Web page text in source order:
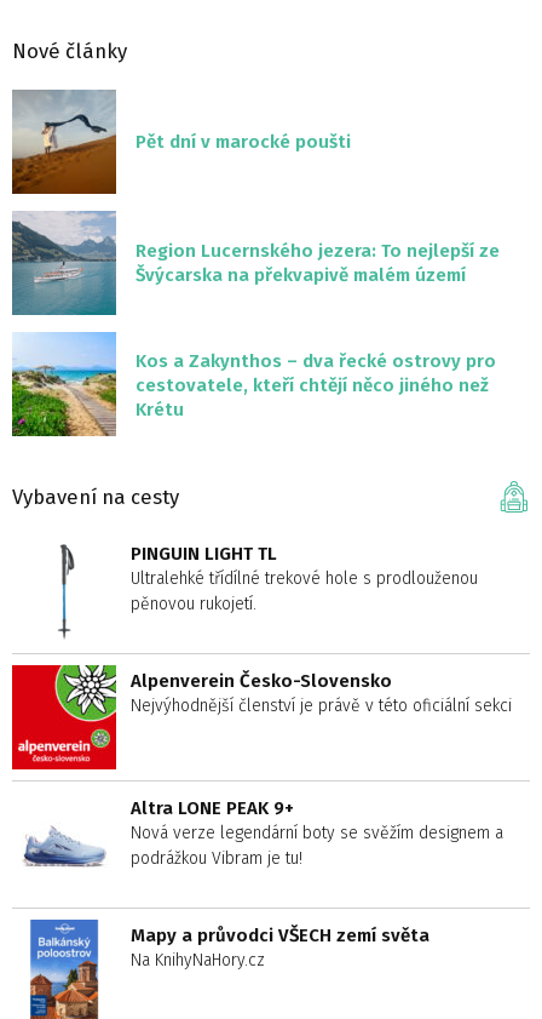
Nové články
Pět dní v marocké poušti
Region Lucernského jezera: To nejlepší ze
Švýcarska na překvapivě malém území
Kos a Zakynthos – dva řecké ostrovy pro
cestovatele, kteří chtějí něco jiného než
Krétu
Vybavení na cesty
PINGUIN LIGHT TL
Ultralehké třídílné trekové hole s prodlouženou
pěnovou rukojetí.
Alpenverein Česko-Slovensko
Nejvýhodnější členství je právě v této oficiální sekci
Altra LONE PEAK 9+
Nová verze legendární boty se svěžím designem a
podrážkou Vibram je tu!
Mapy a průvodci VŠECH zemí světa
Na KnihyNaHory.cz